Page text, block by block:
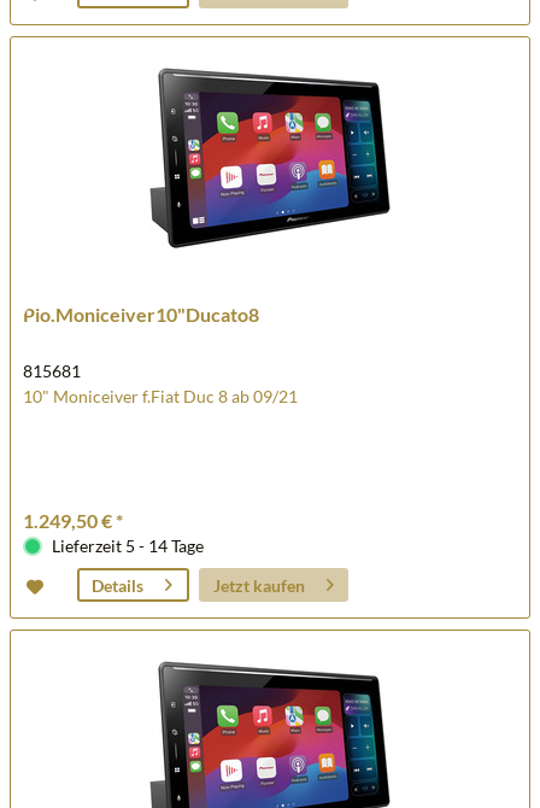
Pio.Moniceiver10"Ducato8
815681
10" Moniceiver f.Fiat Duc 8 ab 09/21
1.249,50 € *
Lieferzeit 5 - 14 Tage
Details
Jetzt kaufen